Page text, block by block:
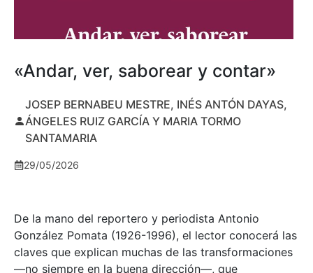
«Andar, ver, saborear y contar»
JOSEP BERNABEU MESTRE, INÉS ANTÓN DAYAS,
ÁNGELES RUIZ GARCÍA Y MARIA TORMO
SANTAMARIA
29/05/2026
De la mano del reportero y periodista Antonio
González Pomata (1926-1996), el lector conocerá las
claves que explican muchas de las transformaciones
—no siempre en la buena dirección—, que